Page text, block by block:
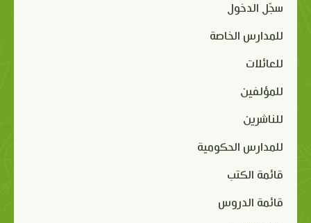
سجّل الدخول
للمدارس الخاصة
للعائلات
للمؤلفين
للناشرين
للمدارس الحكومية
قائمة الكتب
قائمة الدروس